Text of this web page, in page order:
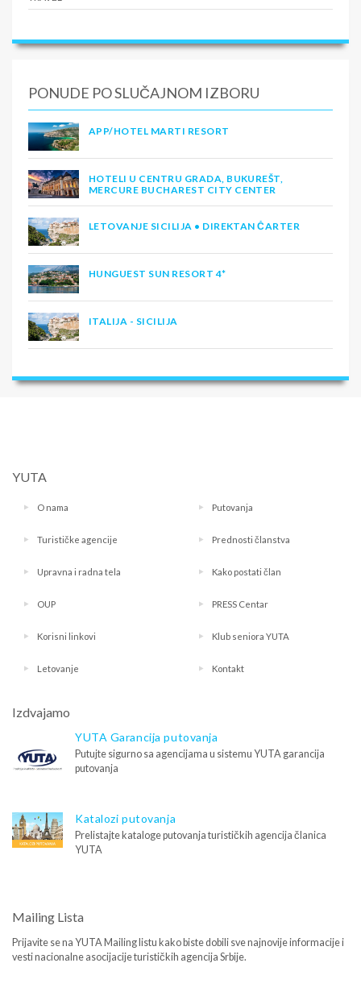
PONUDE PO SLUČAJNOM IZBORU
APP/HOTEL MARTI RESORT
HOTELI U CENTRU GRADA, BUKUREŠT,
MERCURE BUCHAREST CITY CENTER
LETOVANJE SICILIJA • DIREKTAN ČARTER
HUNGUEST SUN RESORT 4*
ITALIJA - SICILIJA
YUTA
O nama Putovanja
Turističke agencije Prednosti članstva
Upravna i radna tela Kako postati član
OUP PRESS Centar
Korisni linkovi Klub seniora YUTA
Letovanje Kontakt
Izdvajamo
YUTA Garancija putovanja
Putujte sigurno sa agencijama u sistemu YUTA garancija
putovanja
Katalozi putovanja
Prelistajte kataloge putovanja turističkih agencija članica
YUTA
Mailing Lista
Prijavite se na YUTA Mailing listu kako biste dobili sve najnovije informacije i
vesti nacionalne asocijacije turističkih agencija Srbije.